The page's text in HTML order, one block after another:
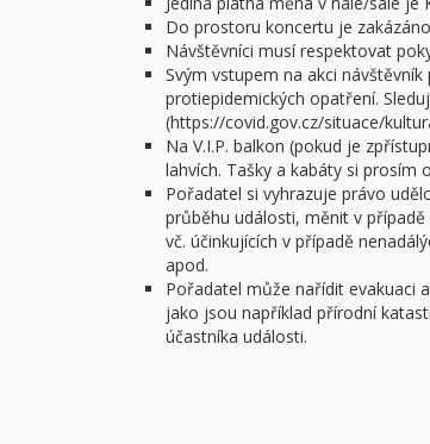
Do prostoru koncertu je
Návštěvníci musí respektovat
Svým vstupem na akci
protiepidemických opatření.
(https://covid.gov.cz/situace/
Na V.I.P. balkon (pokud je
lahvích. Tašky a kabáty si prosím
Pořadatel si vyhrazuje právo
průběhu události, měnit v
vč. účinkujících v případě
apod.
Pořadatel může nařídit evakuaci
jako jsou například přírodní
účastníka události.